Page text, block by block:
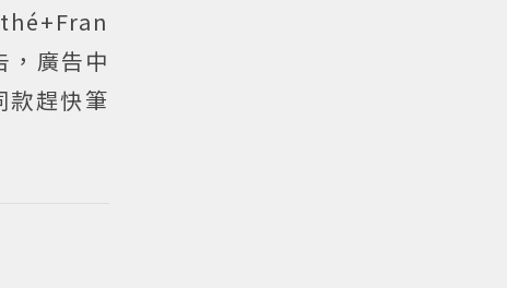
廣告中
款趕快筆